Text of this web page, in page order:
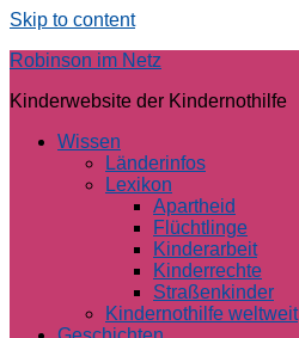
Skip to content
Robinson im Netz
Kinderwebsite der Kindernothilfe
Wissen
Länderinfos
Lexikon
Apartheid
Flüchtlinge
Kinderarbeit
Kinderrechte
Straßenkinder
Kindernothilfe weltweit